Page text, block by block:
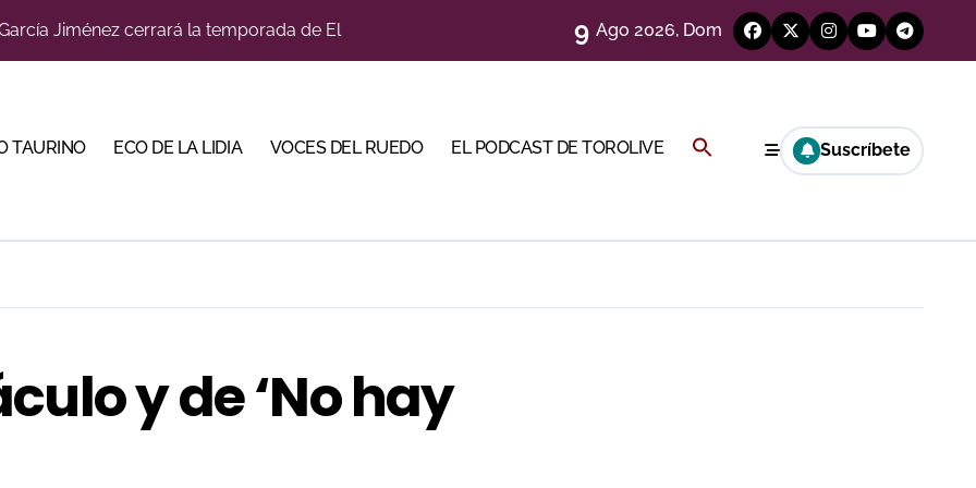
Jiménez cerrará la temporada de El Puerto
en Pontevedra con tres orejas y una Puerta Grande de peso
la cuenta atrás de su feria con la renovación de abonos
marcan la jornada con Julio Romero, Andy Cartagena y Hugo Tarbelli
la venta física para una de sus grandes citas del verano
9 Ago 2026, Dom
TAURINO ECO DE LA LIDIA VOCES DEL RUEDO EL PODCAST DE TOROLIVE Buscar: Suscríbete
y de ‘No hay